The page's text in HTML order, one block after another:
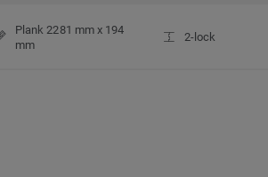
Plank 2281 mm x 194
mm
2-lock